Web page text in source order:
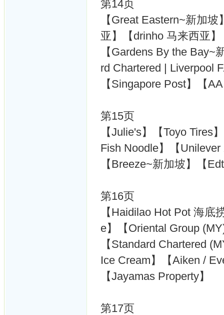
第14页
【Great Eastern~新加
亚】【drinho 马来西亚】
【Gardens By the
rd Chartered | Liverpool
【Singapore Post】【
第15页
【Julie's】【Toyo Tires
Fish Noodle】【
【Breeze~新加坡】【
第16页
【Haidilao Hot Pot 海
e】【Oriental Group
【Standard Chartered
Ice Cream】【Aiken /
【Jayamas Property】
第17页